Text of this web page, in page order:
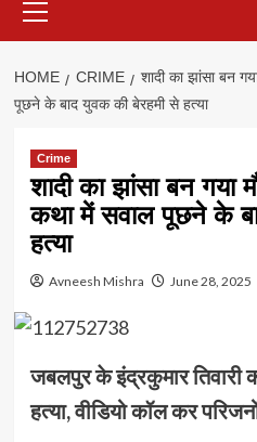
Menu
HOME CRIME
शादी का झांसा बन
पूछने के बाद युवक की बेरहमी से हत्या
Crime
शादी का झांसा बन गया
कथा में सवाल पूछने के
हत्या
Avneesh Mishra June 28, 2025
जबलपुर के इंद्रकुमार तिवारी
हत्या, वीडियो कॉल कर